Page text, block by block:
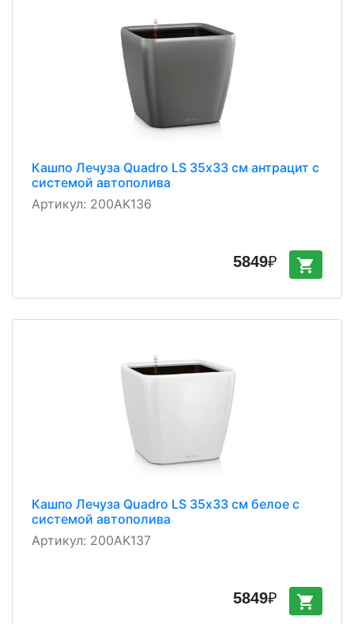
Кашпо Лечуза Quadro LS 35х33 см антрацит с
системой автополива
Артикул: 200AK136
5849₽ shopping_cart
Кашпо Лечуза Quadro LS 35х33 см белое с
системой автополива
Артикул: 200AK137
5849₽ shopping_cart